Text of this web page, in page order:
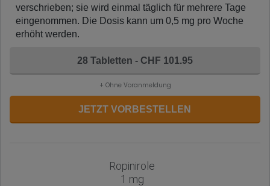
verschrieben; sie wird einmal täglich für mehrere Tage
eingenommen. Die Dosis kann um 0,5 mg pro Woche
erhöht werden.
28 Tabletten - CHF 101.95
+ Ohne Voranmeldung
JETZT VORBESTELLEN
Ropinirole
1 mg